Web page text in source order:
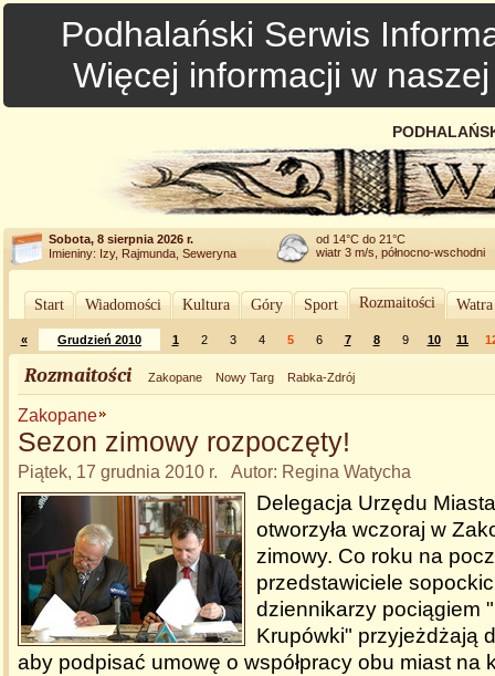
Podhalański Serwis
Więcej informacji w
Sobota, 8 sierpnia 2026 r.
Imieniny: Izy, Rajmunda, Seweryna
od 14°C do 21°C
wiatr 3 m/s, północno-wschodni
Start Wiadomości Kultura Góry Sport Rozmaitości
« Grudzień 2010 1 2 3 4 5 6 7 8 9 10 11
Rozmaitości Zakopane Nowy Targ Rabka-Zdrój
Zakopane
Sezon zimowy rozpoczęty!
Piątek, 17 grudnia 2010 r. Autor: Regina Watycha
Delegacja Urzędu
otworzyła wczoraj w
zimowy. Co roku na
przedstawiciele
dziennikarzy pociągiem
Krupówki" przyjeżdżają
aby podpisać umowę o współpracy obu miast na